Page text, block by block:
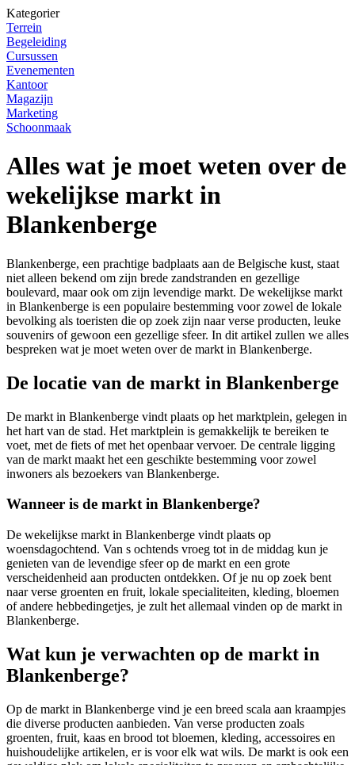
Kategorier
Terrein
Begeleiding
Cursussen
Evenementen
Kantoor
Magazijn
Marketing
Schoonmaak
Alles wat je moet weten over de
wekelijkse markt in
Blankenberge
Blankenberge, een prachtige badplaats aan de Belgische kust, staat
niet alleen bekend om zijn brede zandstranden en gezellige
boulevard, maar ook om zijn levendige markt. De wekelijkse markt
in Blankenberge is een populaire bestemming voor zowel de lokale
bevolking als toeristen die op zoek zijn naar verse producten, leuke
souvenirs of gewoon een gezellige sfeer. In dit artikel zullen we alles
bespreken wat je moet weten over de markt in Blankenberge.
De locatie van de markt in Blankenberge
De markt in Blankenberge vindt plaats op het marktplein, gelegen in
het hart van de stad. Het marktplein is gemakkelijk te bereiken te
voet, met de fiets of met het openbaar vervoer. De centrale ligging
van de markt maakt het een geschikte bestemming voor zowel
inwoners als bezoekers van Blankenberge.
Wanneer is de markt in Blankenberge?
De wekelijkse markt in Blankenberge vindt plaats op
woensdagochtend. Van s ochtends vroeg tot in de middag kun je
genieten van de levendige sfeer op de markt en een grote
verscheidenheid aan producten ontdekken. Of je nu op zoek bent
naar verse groenten en fruit, lokale specialiteiten, kleding, bloemen
of andere hebbedingetjes, je zult het allemaal vinden op de markt in
Blankenberge.
Wat kun je verwachten op de markt in
Blankenberge?
Op de markt in Blankenberge vind je een breed scala aan kraampjes
die diverse producten aanbieden. Van verse producten zoals
groenten, fruit, kaas en brood tot bloemen, kleding, accessoires en
huishoudelijke artikelen, er is voor elk wat wils. De markt is ook een